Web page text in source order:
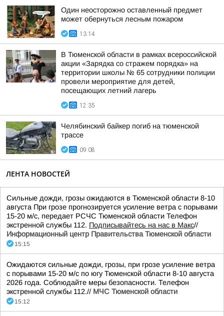
Один неосторожно оставленный предмет
может обернуться лесным пожаром
13:14
В Тюменской области в рамках всероссийской
акции «Зарядка со стражем порядка» на
территории школы № 65 сотрудники полиции
провели мероприятие для детей,
посещающих летний лагерь
12:35
Челябинский байкер погиб на тюменской
трассе
09:08
ЛЕНТА НОВОСТЕЙ
Сильные дожди, грозы ожидаются в Тюменской области 8-10
августа При грозе прогнозируется усиление ветра с порывами
15-20 м/с, передает РСЧС Тюменской области Телефон
экстренной службы 112. Подписывайтесь на нас в Макс//
Информационный центр Правительства Тюменской области
15:15
Ожидаются сильные дожди, грозы, при грозе усиление ветра
с порывами 15-20 м/с по югу Тюменской области 8-10 августа
2026 года. Соблюдайте меры безопасности. Телефон
экстренной службы 112.// МЧС Тюменской области
15:12